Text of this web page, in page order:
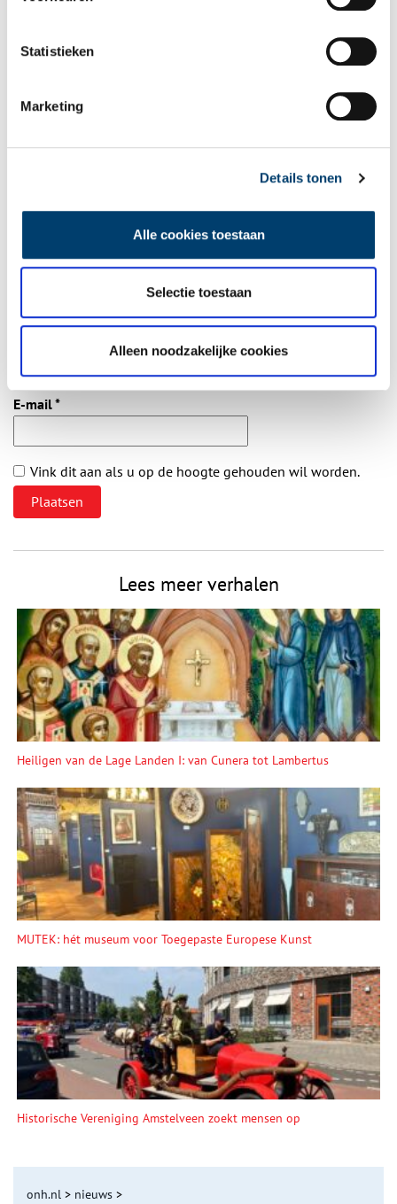
Statistieken
Marketing
Details tonen
Alle cookies toestaan
Selectie toestaan
Alleen noodzakelijke cookies
Aanvullingen
Vul deze informatie aan of geef een reactie.
Vereiste velden zijn gemarkeerd met *. Het e-mailadres wordt niet
E-mail*
Vink dit aan als u op de hoogte gehouden wil worden.
Lees meer verhalen
Heiligen van de Lage Landen I: van Cunera tot Lambertus
MUTEK: hét museum voor Toegepaste Europese Kunst
Historische Vereniging Amstelveen zoekt mensen op
onh.nl > nieuws >